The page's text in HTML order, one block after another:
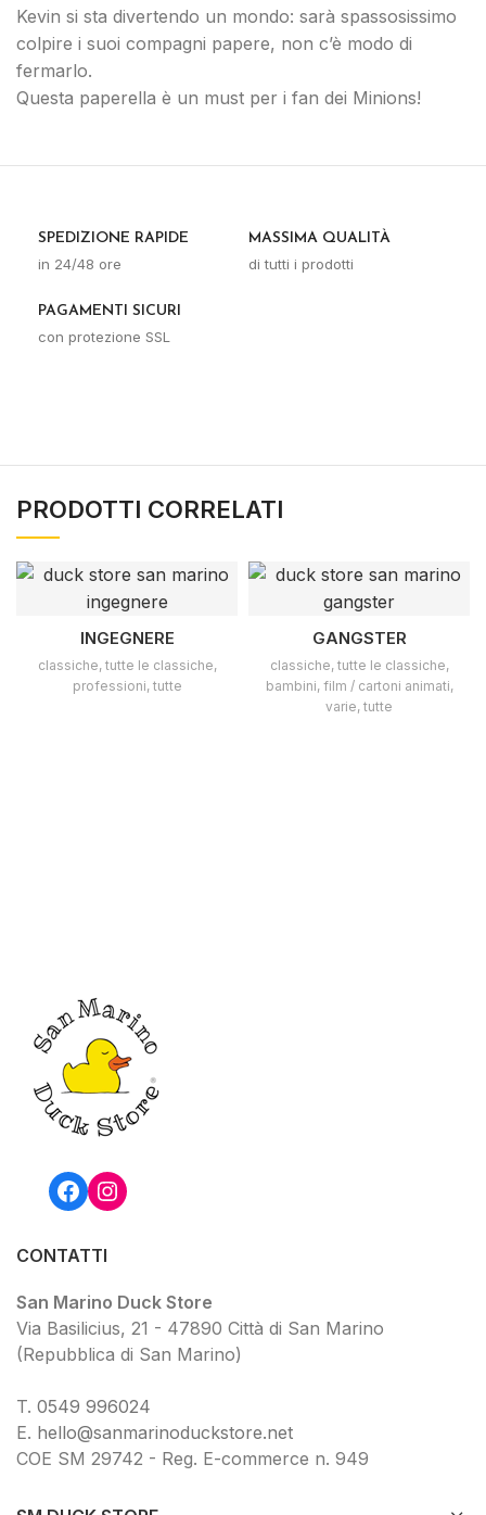
Kevin si sta divertendo un mondo: sarà spassosissimo
colpire i suoi compagni papere, non c’è modo di
fermarlo.
Questa paperella è un must per i fan dei Minions!
SPEDIZIONE RAPIDE
in 24/48 ore
MASSIMA QUALITÀ
di tutti i prodotti
PAGAMENTI SICURI
con protezione SSL
PRODOTTI CORRELATI
INGEGNERE
classiche, tutte le classiche,
professioni, tutte
GANGSTER
classiche, tutte le classiche,
bambini, film / cartoni animati,
varie, tutte
Facebook
Instagram
CONTATTI
San Marino Duck Store
Via Basilicius, 21 - 47890 Città di San Marino
(Repubblica di San Marino)
T. 0549 996024
E. hello@sanmarinoduckstore.net
COE SM 29742 - Reg. E-commerce n. 949